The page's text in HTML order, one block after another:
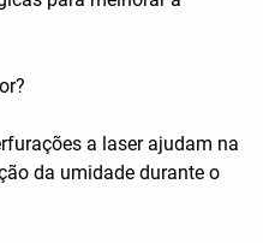
a laser ajudam na
da umidade durante o